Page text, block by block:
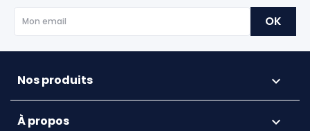
Nos produits 
À propos 